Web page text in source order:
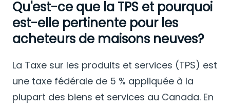
Qu'est-ce que la TPS et pourquoi
est-elle pertinente pour les
acheteurs de maisons neuves?
La Taxe sur les produits et services (TPS) est
une taxe fédérale de 5 % appliquée à la
plupart des biens et services au Canada. En